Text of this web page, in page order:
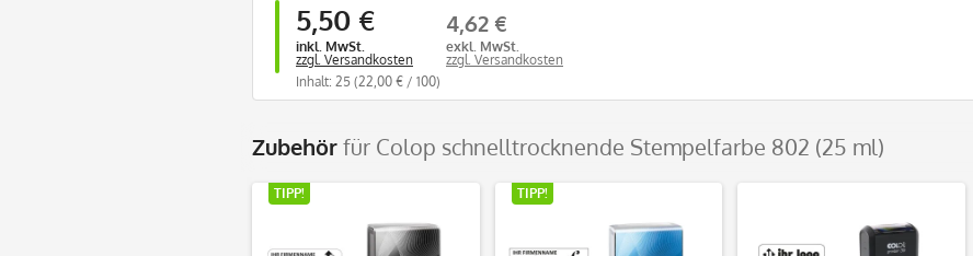
5,50 €
inkl. MwSt.
zzgl. Versandkosten
4,62 €
exkl. MwSt.
zzgl. Versandkosten
Inhalt: 25 (22,00 € / 100)
Zubehörfür Colop schnelltrocknende Stempelfarbe 802 (25 ml)
TIPP! TIPP!